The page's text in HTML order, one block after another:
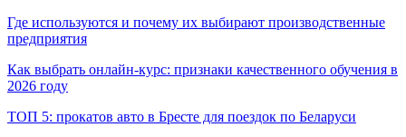
Где используются и почему их выбирают производственные
предприятия
Как выбрать онлайн-курс: признаки качественного обучения в
2026 году
ТОП 5: прокатов авто в Бресте для поездок по Беларуси